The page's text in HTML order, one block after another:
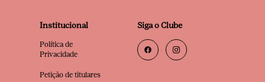
Institucional
Política de
Privacidade
Petição de titulares
Siga o Clube